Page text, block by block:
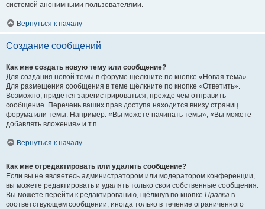
системой анонимными пользователями.
Вернуться к началу
Создание сообщений
Как мне создать новую тему или сообщение?
Для создания новой темы в форуме щёлкните по кнопке «Новая тема».
Для размещения сообщения в теме щёлкните по кнопке «Ответить».
Возможно, придётся зарегистрироваться, прежде чем отправить
сообщение. Перечень ваших прав доступа находится внизу страниц
форума или темы. Например: «Вы можете начинать темы», «Вы можете
добавлять вложения» и т.п.
Вернуться к началу
Как мне отредактировать или удалить сообщение?
Если вы не являетесь администратором или модератором конференции,
вы можете редактировать и удалять только свои собственные сообщения.
Вы можете перейти к редактированию, щёлкнув по кнопке Правка в
соответствующем сообщении, иногда только в течение ограниченного